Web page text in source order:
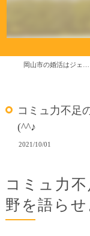
コミュ力不足
(^^♪
2021/10/01
コミュ力
野を語ら